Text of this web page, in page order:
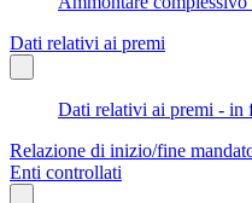
Dati relativi ai premi
Dati relativi ai premi - in
Relazione di inizio/fine
Enti controllati